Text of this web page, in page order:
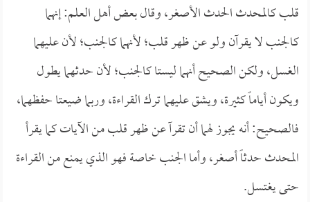
قلب كالمحدث الحدث الأصغر، وقال بعض أهل العلم: إنهما
كالجنب لا يقرآن ولو عن ظهر قلب؛ لأنهما كالجنب؛ لأن عليهما
الغسل، ولكن الصحيح أنهما ليستا كالجنب؛ لأن حدثهما يطول
ويكون أياماً كثيرة، ويشق عليهما ترك القراءة، وربما ضيعتا حفظهما،
فالصحيح: أنه يجوز لهما أن تقرآ عن ظهر قلب من الآيات كما يقرأ
المحدث حدثاً أصغر، وأما الجنب خاصة فهو الذي يمنع من القراءة
حتى يغتسل.